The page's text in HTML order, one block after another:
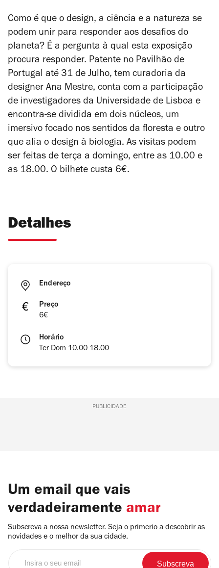
Como é que o design, a ciência e a natureza se
podem unir para responder aos desafios do
planeta? É a pergunta à qual esta exposição
procura responder. Patente no Pavilhão de
Portugal até 31 de Julho, tem curadoria da
designer Ana Mestre, conta com a participação
de investigadores da Universidade de Lisboa e
encontra-se dividida em dois núcleos, um
imersivo focado nos sentidos da floresta e outro
que alia o design à biologia. As visitas podem
ser feitas de terça a domingo, entre as 10.00 e
as 18.00. O bilhete custa 6€.
Detalhes
Endereço
Preço
6€
Horário
Ter-Dom 10.00-18.00
PUBLICIDADE
Um email que vais
verdadeiramente amar
Subscreva a nossa newsletter. Seja o primerio a descobrir as
novidades e o melhor da sua cidade.